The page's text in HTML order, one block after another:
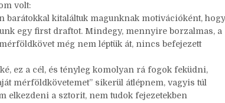
több regénytervem, amit letettem még a tervezési
volt, amelyikhez még tényleg kicsi vagyok, meg volt,
ca. fél fejezetnél eggyel se jutottam tovább.
volt:
kitaláltuk magunknak motivációként, hogy
egy first draftot. Mindegy, mennyire borzalmas, a
még nem léptük át, nincs befejezett